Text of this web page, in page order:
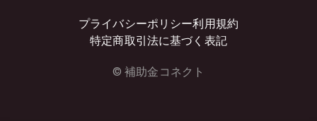
プライバシーポリシー利用規約
特定商取引法に基づく表記
© 補助金コネクト